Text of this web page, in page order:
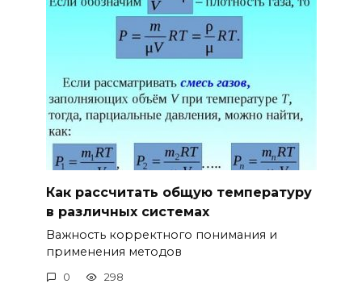
Как рассчитать общую температуру
в различных системах
Важность корректного понимания и
применения методов
0 298